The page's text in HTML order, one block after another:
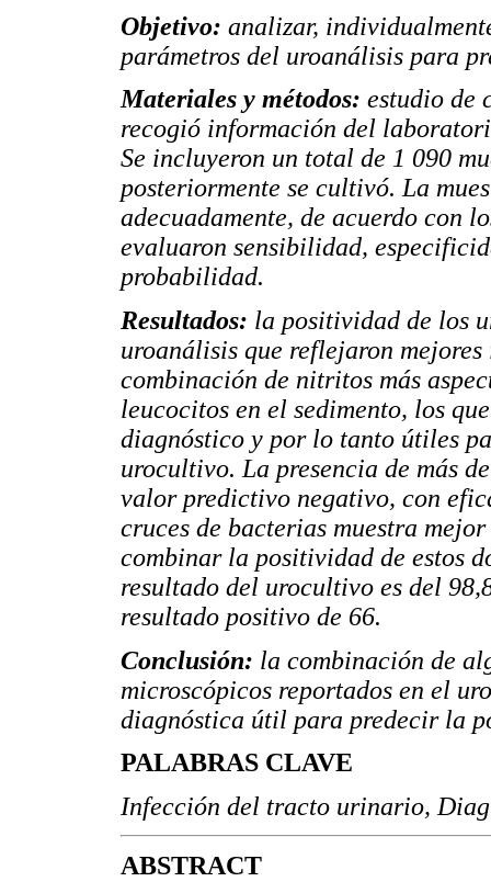
Objetivo: analizar,
parámetros del uroanálisis para
Materiales y métodos: estudio de
recogió información del
Se incluyeron un total de 1 090
posteriormente se cultivó. La
adecuadamente, de acuerdo con
evaluaron sensibilidad,
probabilidad.
Resultados: la positividad de los
uroanálisis que reflejaron
combinación de nitritos más
leucocitos en el sedimento, los
diagnóstico y por lo tanto útiles
urocultivo. La presencia de más
valor predictivo negativo, con
cruces de bacterias muestra
combinar la positividad de estos
resultado del urocultivo es del
resultado positivo de 66.
Conclusión: la combinación de
microscópicos reportados en el
diagnóstica útil para predecir la
PALABRAS CLAVE
Infección del tracto urinario,
ABSTRACT